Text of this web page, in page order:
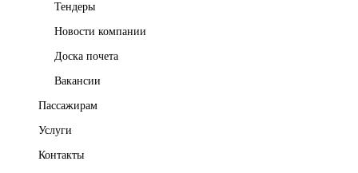
Тендеры
Новости компании
Доска почета
Вакансии
Пассажирам
Услуги
Контакты